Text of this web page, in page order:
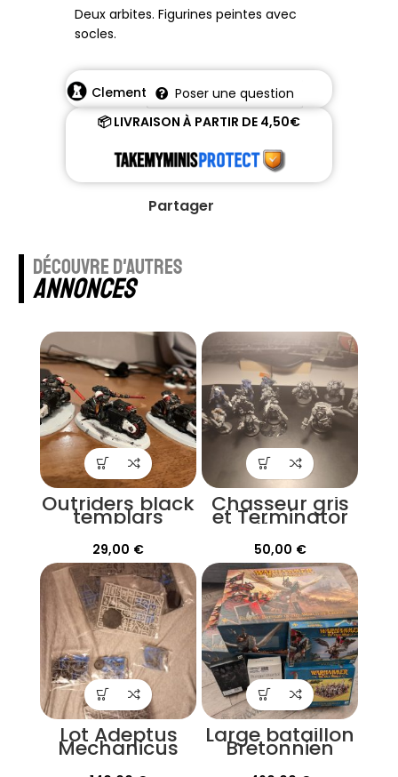
Deux arbites. Figurines peintes avec
socles.
Clement
Poser une question
📦 LIVRAISON À PARTIR DE 4,50€
Partager
découvre d'autres
annonces
Outriders black
templars
29,00 €
Chasseur gris
et Terminator
Wolf Guard
50,00 €
Lot Adeptus
Mechanicus Large bataillon
Bretonnien